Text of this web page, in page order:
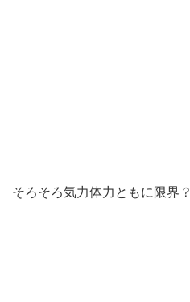
そろそろ気力体力ともに限界？